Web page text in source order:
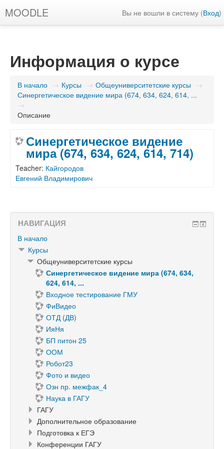
MOODLE Вы не вошли в систему (Вход)
Информация о курсе
В начало → Курсы → Общеуниверситетские курсы →
Синергетическое видение мира (674, 634, 624, 614, ...
→
Описание
Синергетическое видение
мира (674, 634, 624, 614, 714)
Teacher: Кайгородов
Евгений Владимирович
НАВИГАЦИЯ
В начало
Курсы
Общеуниверситетские курсы
Синергетическое видение мира (674, 634,
624, 614, ...
Входное тестирование ГМУ
ФиВидео
ОТД (ДВ)
ИяНя
БП питон 25
ООМ
Робот23
Фото и видео
Озн пр. межфак_4
Наука в ГАГУ
ГАГУ
Дополнительное образование
Подготовка к ЕГЭ
Конференции ГАГУ